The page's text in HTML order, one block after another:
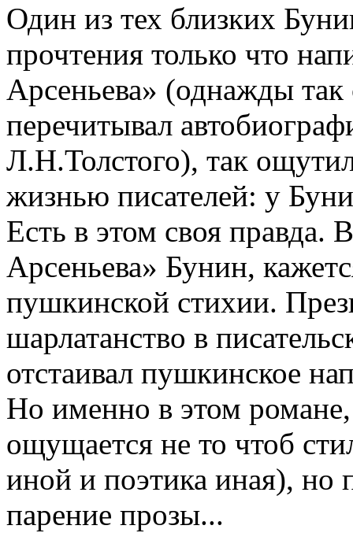
Один из тех близких
прочтения только что
Арсеньева» (однажды так
перечитывал
Л.Н.Толстого), так
жизнью писателей: у
Есть в этом своя правда.
Арсеньева» Бунин,
пушкинской стихии.
шарлатанство в
отстаивал пушкинское
Но именно в этом
ощущается не то чтоб
иной и поэтика иная), но
парение прозы...